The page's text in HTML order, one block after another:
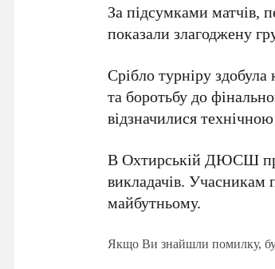
За підсумками матчів,
показали злагоджену
Срібло турніру здобула
та боротьбу до
відзначилися
ВОхтирській ДЮСШ
викладачів. Учасникам
майбутньому.
Якщо Ви знайшли помилку,